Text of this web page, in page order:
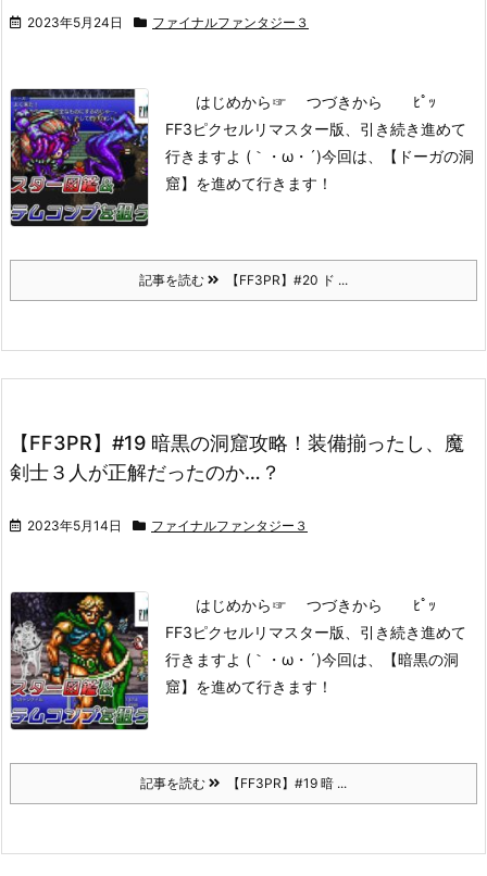
2023年5月24日 ファイナルファンタジー３
はじめから☞ つづきから ﾋﾟｯ
FF3ピクセルリマスター版、引き続き進めて
行きますよ (｀・ω・´)今回は、【ドーガの洞
窟】を進めて行きます！
記事を読む 【FF3PR】#20 ド ...
【FF3PR】#19 暗黒の洞窟攻略！装備揃ったし、魔
剣士３人が正解だったのか…？
2023年5月14日 ファイナルファンタジー３
はじめから☞ つづきから ﾋﾟｯ
FF3ピクセルリマスター版、引き続き進めて
行きますよ (｀・ω・´)今回は、【暗黒の洞
窟】を進めて行きます！
記事を読む 【FF3PR】#19 暗 ...